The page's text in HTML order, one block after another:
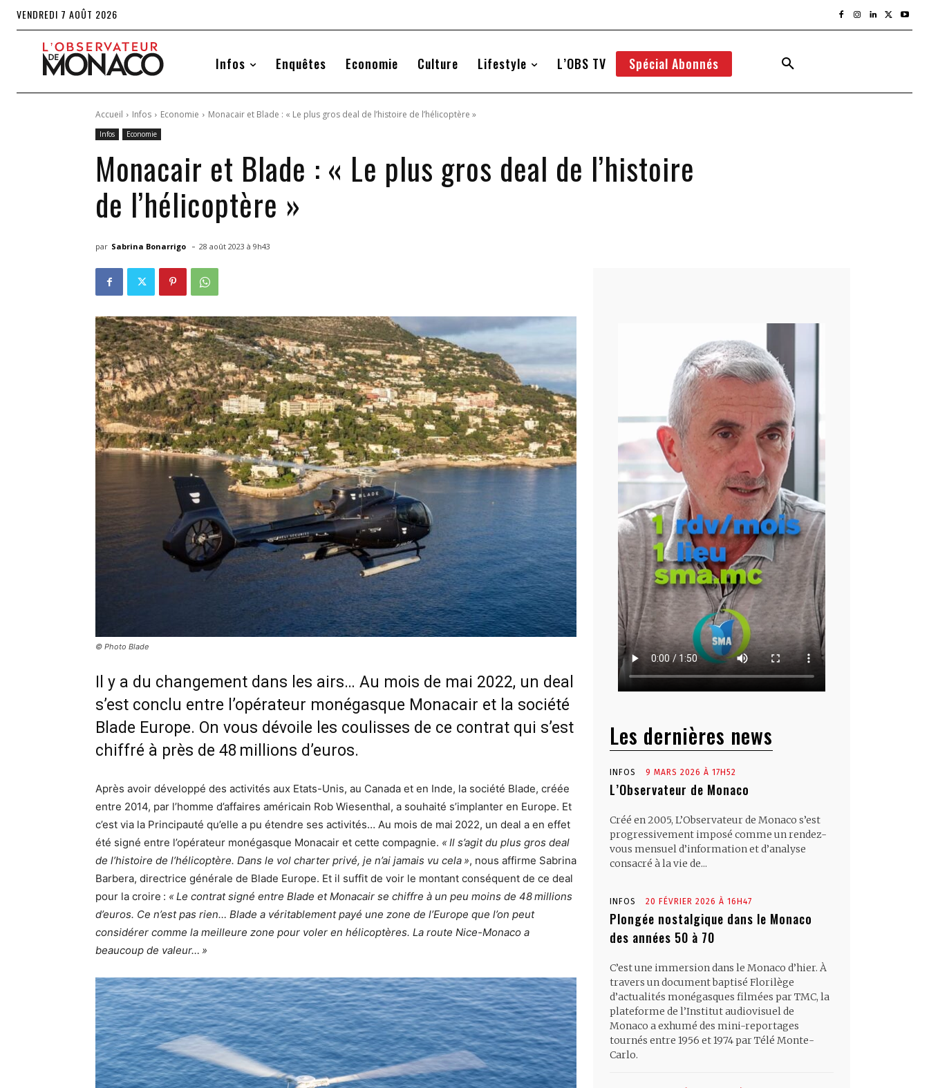
VENDREDI 7 AOÛT 2026
Infos Enquêtes Economie Culture Lifestyle L’OBS TV Spécial Abonnés
Accueil Infos Economie Monacair et Blade : « Le plus gros deal de l’histoire de l’hélicoptère »
Infos Economie
Monacair et Blade : « Le plus gros deal de l’histoire
de l’hélicoptère »
par Sabrina Bonarrigo - 28 août 2023 à 9h43
© Photo Blade
Il y a du changement dans les airs… Au mois de mai 2022, un deal
s’est conclu entre l’opérateur monégasque Monacair et la société
Blade Europe. On vous dévoile les coulisses de ce contrat qui s’est
chiffré à près de 48 millions d’euros.
Après avoir développé des activités aux Etats-Unis, au Canada et en Inde, la société Blade, créée
entre 2014, par l’homme d’affaires américain Rob Wiesenthal, a souhaité s’implanter en Europe. Et
c’est via la Principauté qu’elle a pu étendre ses activités… Au mois de mai 2022, un deal a en effet
été signé entre l’opérateur monégasque Monacair et cette compagnie. « Il s’agit du plus gros deal
de l’histoire de l’hélicoptère. Dans le vol charter privé, je n’ai jamais vu cela », nous affirme Sabrina
Barbera, directrice générale de Blade Europe. Et il suffit de voir le montant conséquent de ce deal
pour la croire : « Le contrat signé entre Blade et Monacair se chiffre à un peu moins de 48 millions
d’euros. Ce n’est pas rien… Blade a véritablement payé une zone de l’Europe que l’on peut
considérer comme la meilleure zone pour voler en hélicoptères. La route Nice-Monaco a
beaucoup de valeur… »
Les dernières news
INFOS 9 MARS 2026 À 17H52
L’Observateur de Monaco
Créé en 2005, L’Observateur de Monaco s’est
progressivement imposé comme un rendez-
vous mensuel d’information et d’analyse
consacré à la vie de...
INFOS 20 FÉVRIER 2026 À 16H47
Plongée nostalgique dans le Monaco
des années 50 à 70
C’est une immersion dans le Monaco d’hier. À
travers un document baptisé Florilège
d’actualités monégasques filmées par TMC, la
plateforme de l’Institut audiovisuel de
Monaco a exhumé des mini-reportages
tournés entre 1956 et 1974 par Télé Monte-
Carlo.